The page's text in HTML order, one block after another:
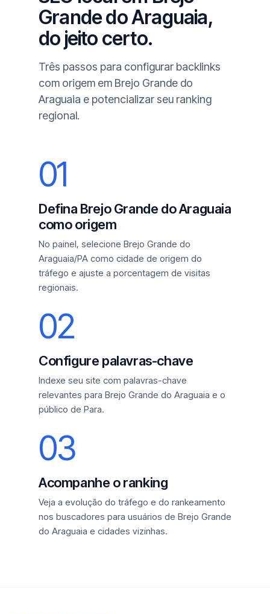
Grande do Araguaia,
do jeito certo.
Três passos para configurar backlinks
com origem em Brejo Grande do
Araguaia e potencializar seu ranking
regional.
01
Defina Brejo Grande do Araguaia
como origem
No painel, selecione Brejo Grande do
Araguaia/PA como cidade de origem do
tráfego e ajuste a porcentagem de visitas
regionais.
02
Configure palavras-chave
Indexe seu site com palavras-chave
relevantes para Brejo Grande do Araguaia e o
público de Para.
03
Acompanhe o ranking
Veja a evolução do tráfego e do rankeamento
nos buscadores para usuários de Brejo Grande
do Araguaia e cidades vizinhas.